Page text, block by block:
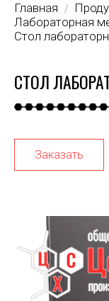
Главная /
Лабораторная
Стол
СТОЛ
Заказать